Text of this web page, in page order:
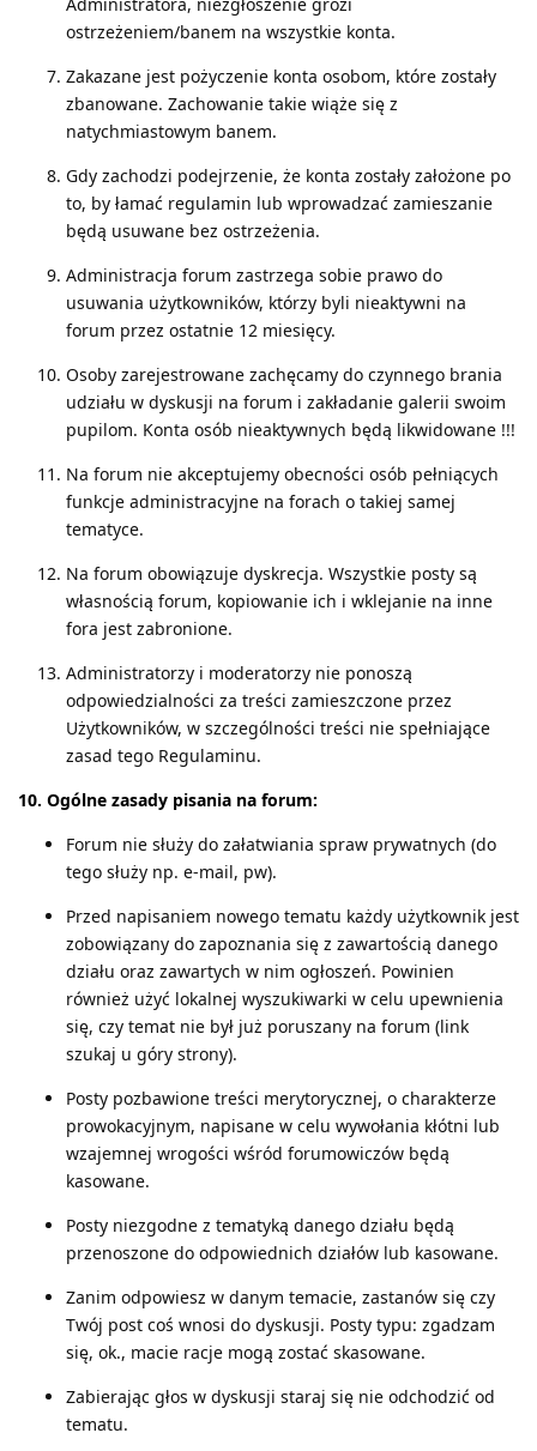
ostrzeżeniem/banem na wszystkie konta.
Zakazane jest pożyczenie konta osobom, które zostały
zbanowane. Zachowanie takie wiąże się z
natychmiastowym banem.
Gdy zachodzi podejrzenie, że konta zostały założone po
to, by łamać regulamin lub wprowadzać zamieszanie
będą usuwane bez ostrzeżenia.
Administracja forum zastrzega sobie prawo do
usuwania użytkowników, którzy byli nieaktywni na
forum przez ostatnie 12 miesięcy.
Osoby zarejestrowane zachęcamy do czynnego brania
udziału w dyskusji na forum i zakładanie galerii swoim
pupilom. Konta osób nieaktywnych będą likwidowane !!!
Na forum nie akceptujemy obecności osób pełniących
funkcje administracyjne na forach o takiej samej
tematyce.
Na forum obowiązuje dyskrecja. Wszystkie posty są
własnością forum, kopiowanie ich i wklejanie na inne
fora jest zabronione.
Administratorzy i moderatorzy nie ponoszą
odpowiedzialności za treści zamieszczone przez
Użytkowników, w szczególności treści nie spełniające
zasad tego Regulaminu.
10. Ogólne zasady pisania na forum:
Forum nie służy do załatwiania spraw prywatnych (do
tego służy np. e-mail, pw).
Przed napisaniem nowego tematu każdy użytkownik jest
zobowiązany do zapoznania się z zawartością danego
działu oraz zawartych w nim ogłoszeń. Powinien
również użyć lokalnej wyszukiwarki w celu upewnienia
się, czy temat nie był już poruszany na forum (link
szukaj u góry strony).
Posty pozbawione treści merytorycznej, o charakterze
prowokacyjnym, napisane w celu wywołania kłótni lub
wzajemnej wrogości wśród forumowiczów będą
kasowane.
Posty niezgodne z tematyką danego działu będą
przenoszone do odpowiednich działów lub kasowane.
Zanim odpowiesz w danym temacie, zastanów się czy
Twój post coś wnosi do dyskusji. Posty typu: zgadzam
się, ok., macie racje mogą zostać skasowane.
Zabierając głos w dyskusji staraj się nie odchodzić od
tematu.